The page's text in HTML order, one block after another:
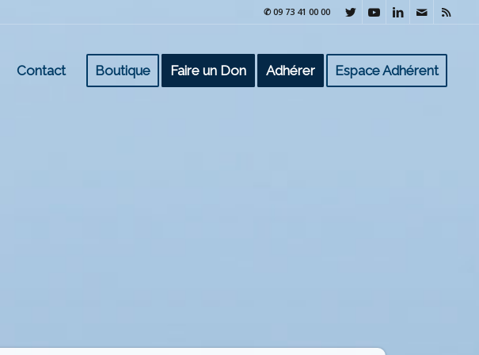
✆ 09 73 41 00 00
Contact Boutique Faire un Don Adhérer Espace Adhérent